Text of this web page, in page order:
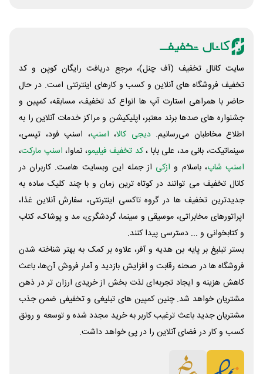
سایت کانال تخفیف (آف چنل)، مرجع دریافت رایگان کوپن و کد
تخفیف فروشگاه های آنلاین و کسب و‌ کارهای اینترنتی است. در حال
حاضر با همراهی استارت آپ ها انواع کد تخفیف، مسابقه، کمپین و
جشنواره های صدها برند معتبر، اپلیکیشن و مراکز خدمات آنلاین را به
اطلاع مخاطبان می‌رسانیم. دیجی کالا، اسنپ، اسنپ فود، تپسی،
سینماتیکت، بانی مد، علی‌ بابا ،کد تخفیف فیلیمو، نماوا، اسنپ مارکت،
اسنپ شاپ، باسلام و ازکی از جمله این وبسایت ‌هاست. کاربران در
کانال تخفیف می توانند در کوتاه ترین زمان و با چند کلیک ساده به
جدیدترین تخفیف ها در گروه تاکسی اینترنتی، سفارش آنلاین غذا،
اپراتورهای مخابراتی، موسیقی و سینما، گردشگری، مد و پوشاک، کتاب
و کتابخوانی و ... دسترسی پیدا کنند.
بستر تبلیغ بر پایه بن هدیه و آفر، علاوه بر کمک به بهتر شناخته شدن
فروشگاه ها در صحنه رقابت و افزایش بازدید و آمار فروش آن‌ها، باعث
کاهش هزینه و ایجاد تجربه‌ای لذت بخش از خریدی ارزان تر در ذهن
مشتریان خواهد شد. چنین کمپین های تبلیغی و تخفیفی ضمن جذب
مشتریان جدید باعث ترغیب کاربر به خرید مجدد شده و توسعه و رونق
کسب و کار در فضای آنلاین را در پی خواهد داشت.